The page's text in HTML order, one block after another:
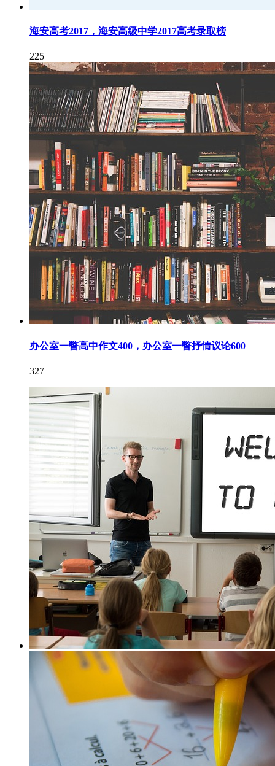
海安高考2017，海安高级中学2017高考录取榜
225
办公室一瞥高中作文400，办公室一瞥抒情议论600
327